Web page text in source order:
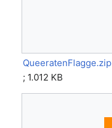
QueeratenFlagge.zip
; 1.012 KB